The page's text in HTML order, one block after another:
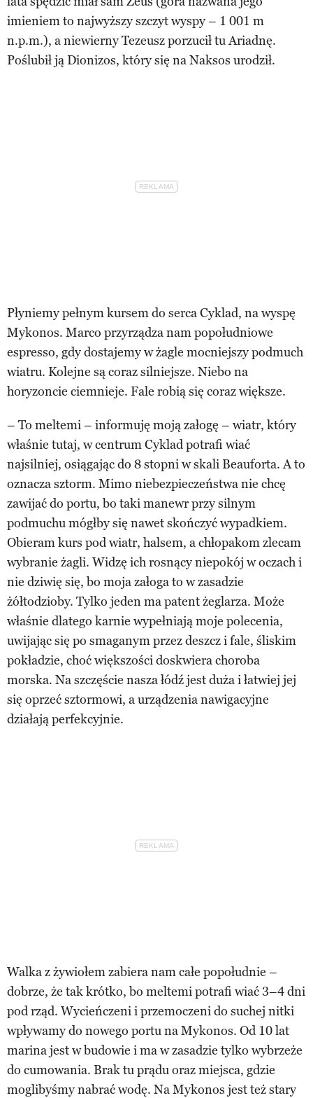
imieniem to najwyższy szczyt wyspy – 1 001 m
n.p.m.), a niewierny Tezeusz porzucił tu Ariadnę.
Poślubił ją Dionizos, który się na Naksos urodził.
Płyniemy pełnym kursem do serca Cyklad, na wyspę
Mykonos. Marco przyrządza nam popołudniowe
espresso, gdy dostajemy w żagle mocniejszy podmuch
wiatru. Kolejne są coraz silniejsze. Niebo na
horyzoncie ciemnieje. Fale robią się coraz większe.
– To meltemi – informuję moją załogę – wiatr, który
właśnie tutaj, w centrum Cyklad potrafi wiać
najsilniej, osiągając do 8 stopni w skali Beauforta. A to
oznacza sztorm. Mimo niebezpieczeństwa nie chcę
zawijać do portu, bo taki manewr przy silnym
podmuchu mógłby się nawet skończyć wypadkiem.
Obieram kurs pod wiatr, halsem, a chłopakom zlecam
wybranie żagli. Widzę ich rosnący niepokój w oczach i
nie dziwię się, bo moja załoga to w zasadzie
żółtodzioby. Tylko jeden ma patent żeglarza. Może
właśnie dlatego karnie wypełniają moje polecenia,
uwijając się po smaganym przez deszcz i fale, śliskim
pokładzie, choć większości doskwiera choroba
morska. Na szczęście nasza łódź jest duża i łatwiej jej
się oprzeć sztormowi, a urządzenia nawigacyjne
działają perfekcyjnie.
Walka z żywiołem zabiera nam całe popołudnie –
dobrze, że tak krótko, bo meltemi potrafi wiać 3–4 dni
pod rząd. Wycieńczeni i przemoczeni do suchej nitki
wpływamy do nowego portu na Mykonos. Od 10 lat
marina jest w budowie i ma w zasadzie tylko wybrzeże
do cumowania. Brak tu prądu oraz miejsca, gdzie
moglibyśmy nabrać wodę. Na Mykonos jest też stary